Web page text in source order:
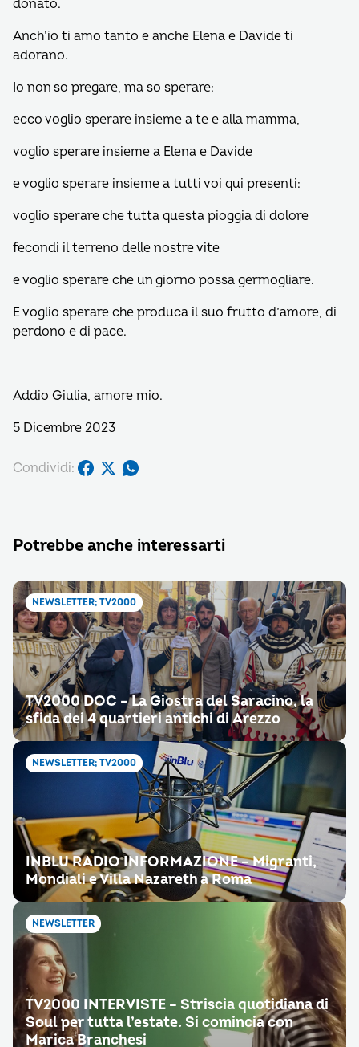
donato.
Anch’io ti amo tanto e anche Elena e Davide ti
adorano.
Io non so pregare, ma so sperare:
ecco voglio sperare insieme a te e alla mamma,
voglio sperare insieme a Elena e Davide
e voglio sperare insieme a tutti voi qui presenti:
voglio sperare che tutta questa pioggia di dolore
fecondi il terreno delle nostre vite
e voglio sperare che un giorno possa germogliare.
E voglio sperare che produca il suo frutto d’amore, di
perdono e di pace.
Addio Giulia, amore mio.
5 Dicembre 2023
Condividi:
Potrebbe anche interessarti
NEWSLETTER; TV2000
TV2000 DOC – La Giostra del Saracino, la
sfida dei 4 quartieri antichi di Arezzo
NEWSLETTER; TV2000
INBLU RADIO INFORMAZIONE – Migranti,
Mondiali e Villa Nazareth a Roma
NEWSLETTER
TV2000 INTERVISTE – Striscia quotidiana di
Soul per tutta l’estate. Si comincia con
Marica Branchesi